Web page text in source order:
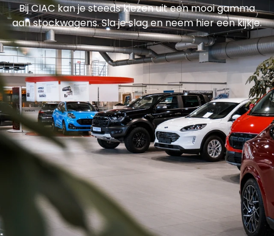
Bij CIAC kan je steeds kiezen uit een mooi gamma
aan stockwagens. Sla je slag en neem hier een kijkje.
262 resultaten